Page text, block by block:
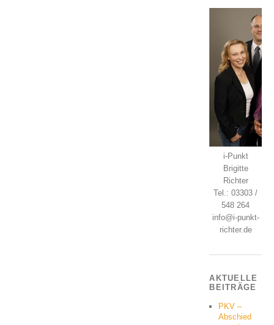
i-Punkt
Brigitte
Richter
Tel.: 03303 /
548 264
info@i-punkt-
richter.de
AKTUELLE
BEITRÄGE
PKV –
Abschied